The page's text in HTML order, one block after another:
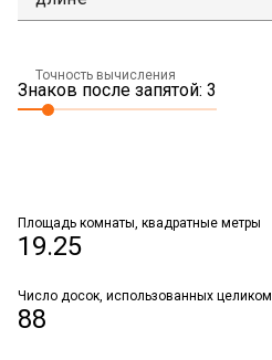
Точность вычисления
Знаков после запятой: 3
Площадь комнаты, квадратные метры
19.25
Число досок, использованных целиком
88